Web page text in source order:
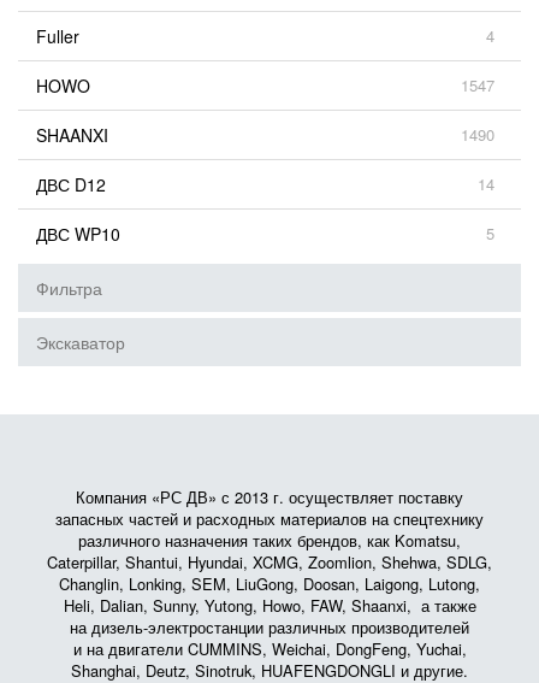
Fuller 4
HOWO 1547
SHAANXI 1490
ДВС D12 14
ДВС WP10 5
Фильтра
Экскаватор
Компания «РС ДВ» с 2013 г. осуществляет поставку
запасных частей и расходных материалов на спецтехнику
различного назначения таких брендов, как Komatsu,
Caterpillar, Shantui, Hyundai, XCMG, Zoomlion, Shehwa, SDLG,
Changlin, Lonking, SEM, LiuGong, Doosan, Laigong, Lutong,
Heli, Dalian, Sunny, Yutong, Howo, FAW, Shaanxi, а также
на дизель-электростанции различных производителей
и на двигатели CUMMINS, Weichai, DongFeng, Yuchai,
Shanghai, Deutz, Sinotruk, HUAFENGDONGLI и другие.